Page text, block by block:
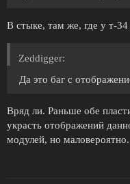
В стыке, там же, где у т-
Zeddigger:
Да это баг с
Вряд ли. Раньше обе
украсть отображений
модулей, но маловероятно.